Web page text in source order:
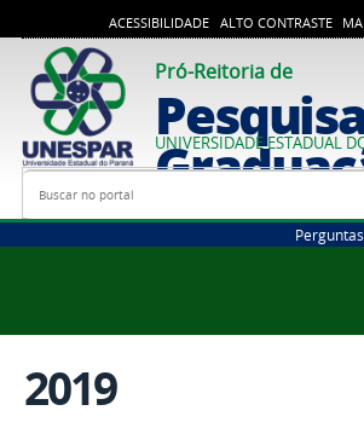
ACESSIBILIDADE ALTO CONTRASTE
Pró-Reitoria de
UNIVERSIDADE ESTADUAL
Busca
2019